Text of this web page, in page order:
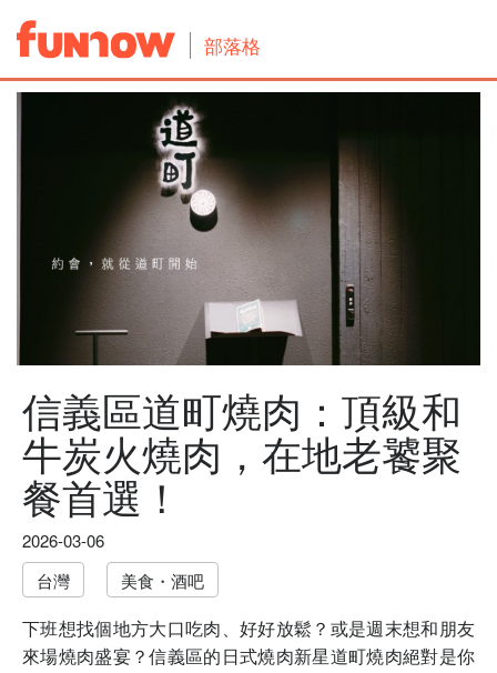
部落格
信義區道町燒肉：頂級和
牛炭火燒肉，在地老饕聚
餐首選！
2026-03-06
台灣
美食・酒吧
下班想找個地方大口吃肉、好好放鬆？或是週末想和朋友
來場燒肉盛宴？信義區的日式燒肉新星道町燒肉絕對是你